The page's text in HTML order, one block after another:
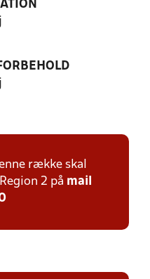
række skal
2 på mail